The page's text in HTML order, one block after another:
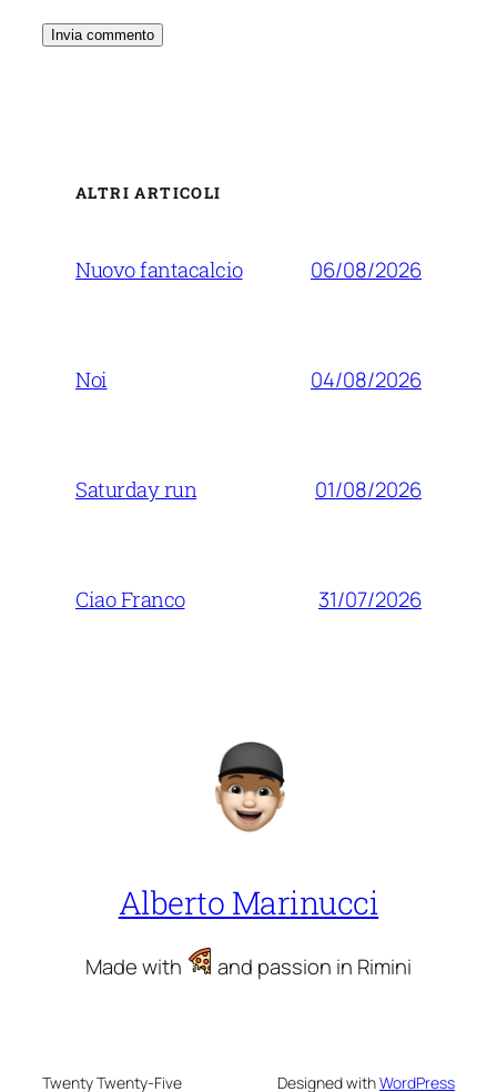
ALTRI ARTICOLI
Nuovo fantacalcio 06/08/2026
Noi 04/08/2026
Saturday run 01/08/2026
Ciao Franco 31/07/2026
Alberto Marinucci
Made with and passion in Rimini
Twenty Twenty-Five Designed withWordPress